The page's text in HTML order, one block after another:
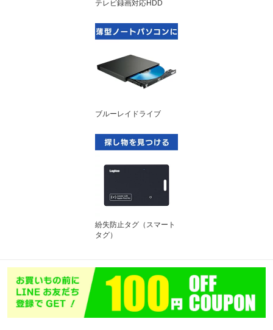
テレビ録画対応HDD
ブルーレイドライブ
紛失防止タグ（スマート
タグ）